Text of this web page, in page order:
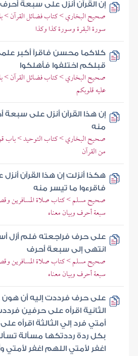
إن القرآن أنزل على سبعة أحرف
صحيح البخاري > كتاب فضائل القرآن >
سورة البقرة وسورة كذا وكذا
كلاكما محسن فاقرآ أكبر
قبلكم اختلفوا فأهلكوا
صحيح البخاري > كتاب فضائل القرآن >
عليه قلوبكم
إن هذا القرآن أنزل على سبعة
منه
صحيح البخاري > كتاب التوحيد > باب قول
من القرآن
هكذا أنزلت إن هذا القرآن
فاقرءوا ما تيسر منه
صحيح مسلم > كتاب صلاة المسافرين
سبعة أحرف وبيان معناه
على حرف فراجعته فلم أزل
انتهى إلى سبعة أحرف
صحيح مسلم > كتاب صلاة المسافرين
سبعة أحرف وبيان معناه
على حرف فرددت إليه أن هون
الثانية اقرأه على حرفين
أمتي فرد إلي الثالثة اقرأه
بكل ردة رددتكها مسألة
اغفر لأمتي اللهم اغفر لأمتي